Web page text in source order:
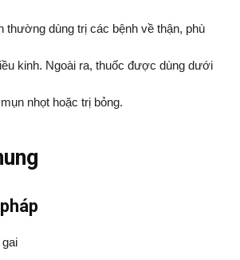
thường dùng trị các bệnh về thận, phù
kinh. Ngoài ra, thuốc được dùng dưới
nhọt hoặc trị bỏng.
gai